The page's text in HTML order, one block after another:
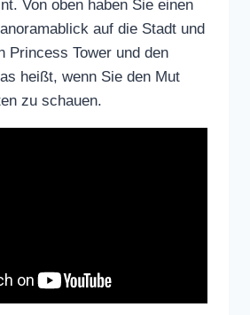
Von oben haben Sie einen
auf die Stadt und
Princess Tower und den
heißt, wenn Sie den Mut
zu schauen.